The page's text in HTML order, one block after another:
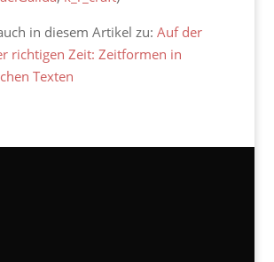
in diesem Artikel zu: Auf der
richtigen Zeit: Zeitformen in
Texten